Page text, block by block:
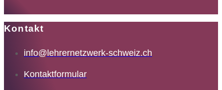
Kontakt
info@lehrernetzwerk-schweiz.ch
Kontaktformular